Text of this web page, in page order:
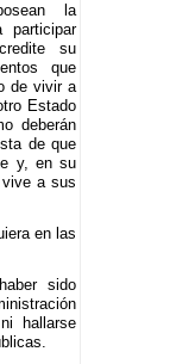
la
participar
su
que
de vivir a
Estado
deberán
de que
y, en su
a sus
en las
sido
hallarse